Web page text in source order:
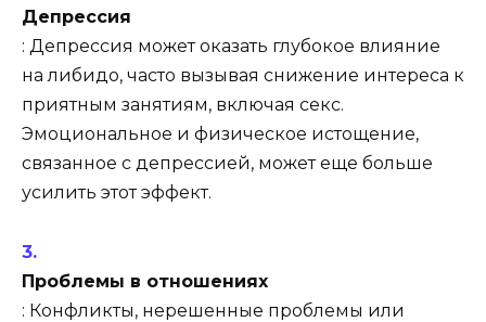
Депрессия
: Депрессия может оказать глубокое влияние
на либидо, часто вызывая снижение интереса к
приятным занятиям, включая секс.
Эмоциональное и физическое истощение,
связанное с депрессией, может еще больше
усилить этот эффект.
Проблемы в отношениях
: Конфликты, нерешенные проблемы или